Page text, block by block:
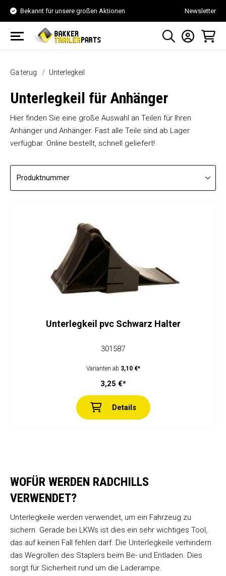
Bekannt für unsere großen Aktionen Newsletter
Ga terug Unterlegkeil
Unterlegkeil für Anhänger
Hier finden Sie eine große Auswahl an Teilen für Ihren
Anhänger und Anhänger. Fast alle Teile sind ab Lager
verfügbar. Online bestellt, schnell geliefert!
Unterlegkeil pvc Schwarz Halter
301587
Varianten ab 3,10 €*
3,25 €*
Details
WOFÜR WERDEN RADCHILLS
VERWENDET?
Unterlegkeile werden verwendet, um ein Fahrzeug zu
sichern. Gerade bei LKWs ist dies ein sehr wichtiges Tool,
das auf keinen Fall fehlen darf. Die Unterlegkeile verhindern
das Wegrollen des Staplers beim Be- und Entladen. Dies
sorgt für Sicherheit rund um die Laderampe.